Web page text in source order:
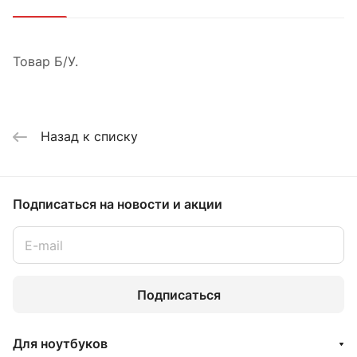
Товар Б/У.
Назад к списку
Подписаться на новости и акции
Подписаться
Для ноутбуков